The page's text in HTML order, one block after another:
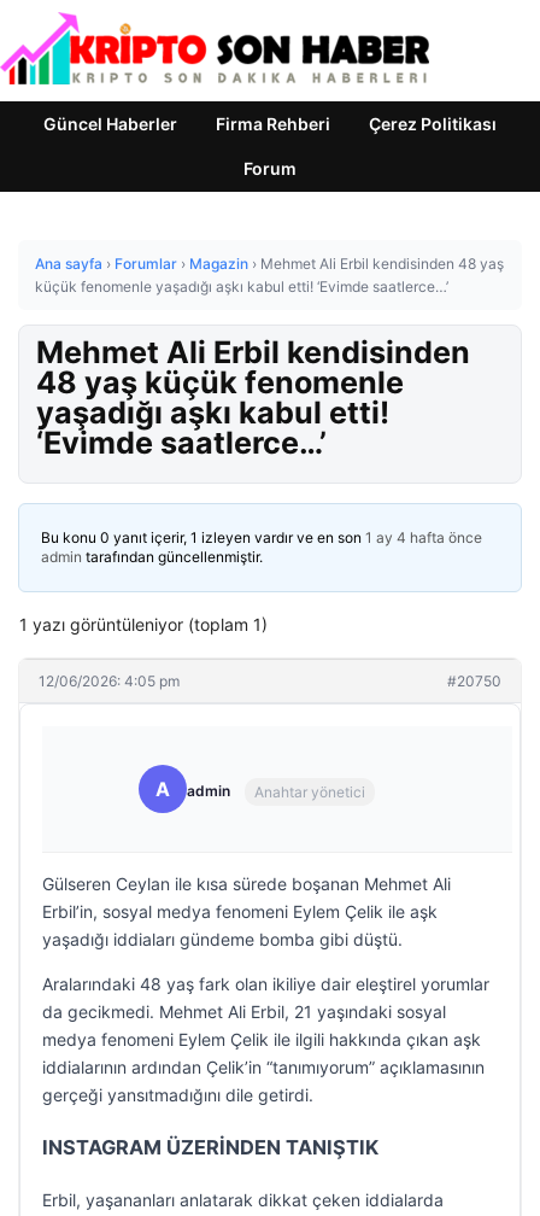
Güncel Haberler Firma Rehberi Çerez Politikası
Forum
Ana sayfa › Forumlar › Magazin › Mehmet Ali Erbil kendisinden 48 yaş
küçük fenomenle yaşadığı aşkı kabul etti! ‘Evimde saatlerce…’
Mehmet Ali Erbil kendisinden
48 yaş küçük fenomenle
yaşadığı aşkı kabul etti!
‘Evimde saatlerce…’
Bu konu 0 yanıt içerir, 1 izleyen vardır ve en son 1 ay 4 hafta önce
admin tarafından güncellenmiştir.
1 yazı görüntüleniyor (toplam 1)
12/06/2026: 4:05 pm #20750
A admin Anahtar yönetici
Gülseren Ceylan ile kısa sürede boşanan Mehmet Ali
Erbil’in, sosyal medya fenomeni Eylem Çelik ile aşk
yaşadığı iddiaları gündeme bomba gibi düştü.
Aralarındaki 48 yaş fark olan ikiliye dair eleştirel yorumlar
da gecikmedi. Mehmet Ali Erbil, 21 yaşındaki sosyal
medya fenomeni Eylem Çelik ile ilgili hakkında çıkan aşk
iddialarının ardından Çelik’in “tanımıyorum” açıklamasının
gerçeği yansıtmadığını dile getirdi.
INSTAGRAM ÜZERİNDEN TANIŞTIK
Erbil, yaşananları anlatarak dikkat çeken iddialarda